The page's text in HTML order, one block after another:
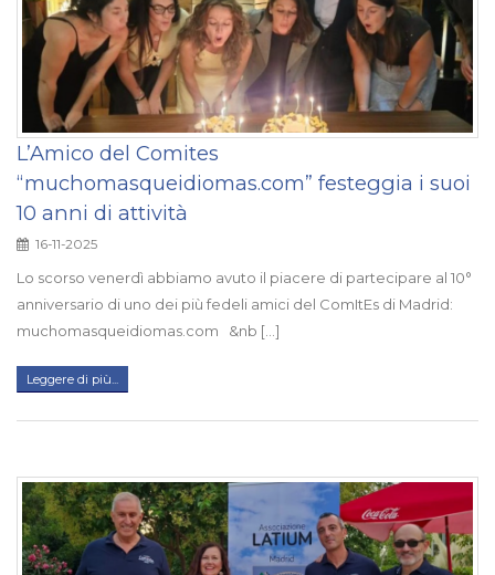
L’Amico del Comites
“muchomasqueidiomas.com” festeggia i suoi
10 anni di attività
16-11-2025
Lo scorso venerdì abbiamo avuto il piacere di partecipare al 10°
anniversario di uno dei più fedeli amici del ComItEs di Madrid:
muchomasqueidiomas.com &nb [...]
Leggere di più...